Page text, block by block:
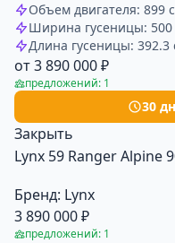
Объем двигателя: 899
Ширина гусеницы: 500
Длина гусеницы: 392.3
от 3 890 000 ₽
предложений: 1
30
Закрыть
Lynx 59 Ranger Alpine
Бренд: Lynx
3 890 000 ₽
предложений: 1